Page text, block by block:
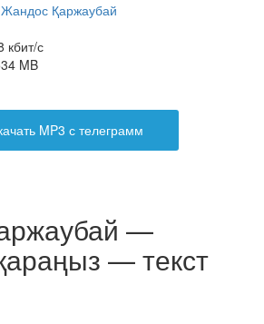
Жандос Қаржаубай
кбит/с
MB
MP3 с телеграмм
—
— текст